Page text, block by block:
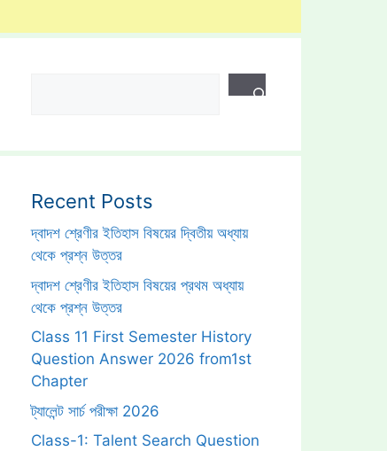
Recent Posts
দ্বাদশ শ্রেণীর ইতিহাস বিষয়ের দ্বিতীয় অধ্যায়
থেকে প্রশ্ন উত্তর
দ্বাদশ শ্রেণীর ইতিহাস বিষয়ের প্রথম অধ্যায়
থেকে প্রশ্ন উত্তর
Class 11 First Semester History
Question Answer 2026 from1st
Chapter
ট্যালেন্ট সার্চ পরীক্ষা 2026
Class-1: Talent Search Question